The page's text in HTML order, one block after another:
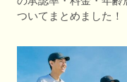
ついてまとめました！